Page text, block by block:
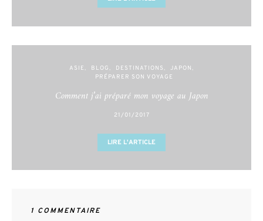
ASIE BLOG DESTINATIONS
JAPON
PRÉPARER SON VOYAGE
Comment j’ai préparé mon voyage au Japon
21/01/2017
LIRE L'ARTICLE
1 COMMENTAIRE